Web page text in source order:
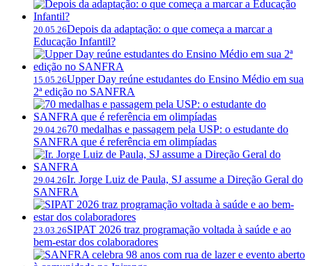
20.05.26Depois da adaptação: o que começa a marcar a
Educação Infantil?
15.05.26Upper Day reúne estudantes do Ensino Médio em sua
2ª edição no SANFRA
29.04.2670 medalhas e passagem pela USP: o estudante do
SANFRA que é referência em olimpíadas
29.04.26Ir. Jorge Luiz de Paula, SJ assume a Direção Geral do
SANFRA
23.03.26SIPAT 2026 traz programação voltada à saúde e ao
bem-estar dos colaboradores